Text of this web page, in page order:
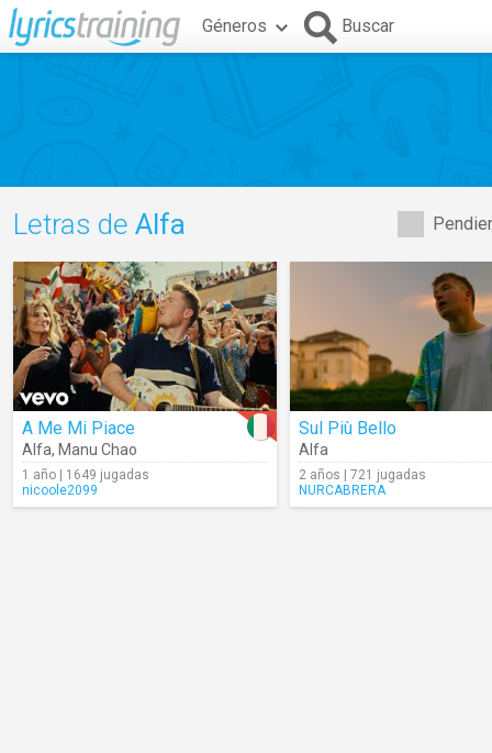
Géneros Buscar
Letras de Alfa
A Me Mi Piace
Alfa, Manu Chao
1 año | 1649 jugadas
nicoole2099
Sul Più Bello
Alfa
2 años | 721 jugadas
NURCABRERA